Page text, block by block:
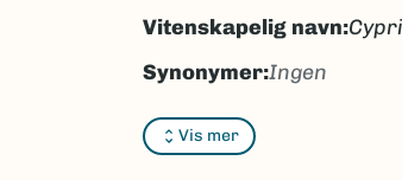
Vis mer
Vitenskapelig navn:
Synonymer:Ingen
Bokmål:karpe
Nynorsk:karpe